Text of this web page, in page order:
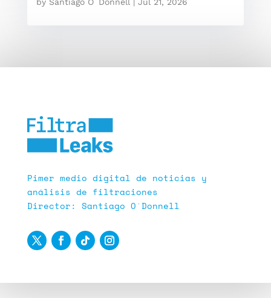
by Santiago O´Donnell| Jul 21, 2026
Pimer medio digital de noticias y
análisis de filtraciones
Director: Santiago O´Donnell